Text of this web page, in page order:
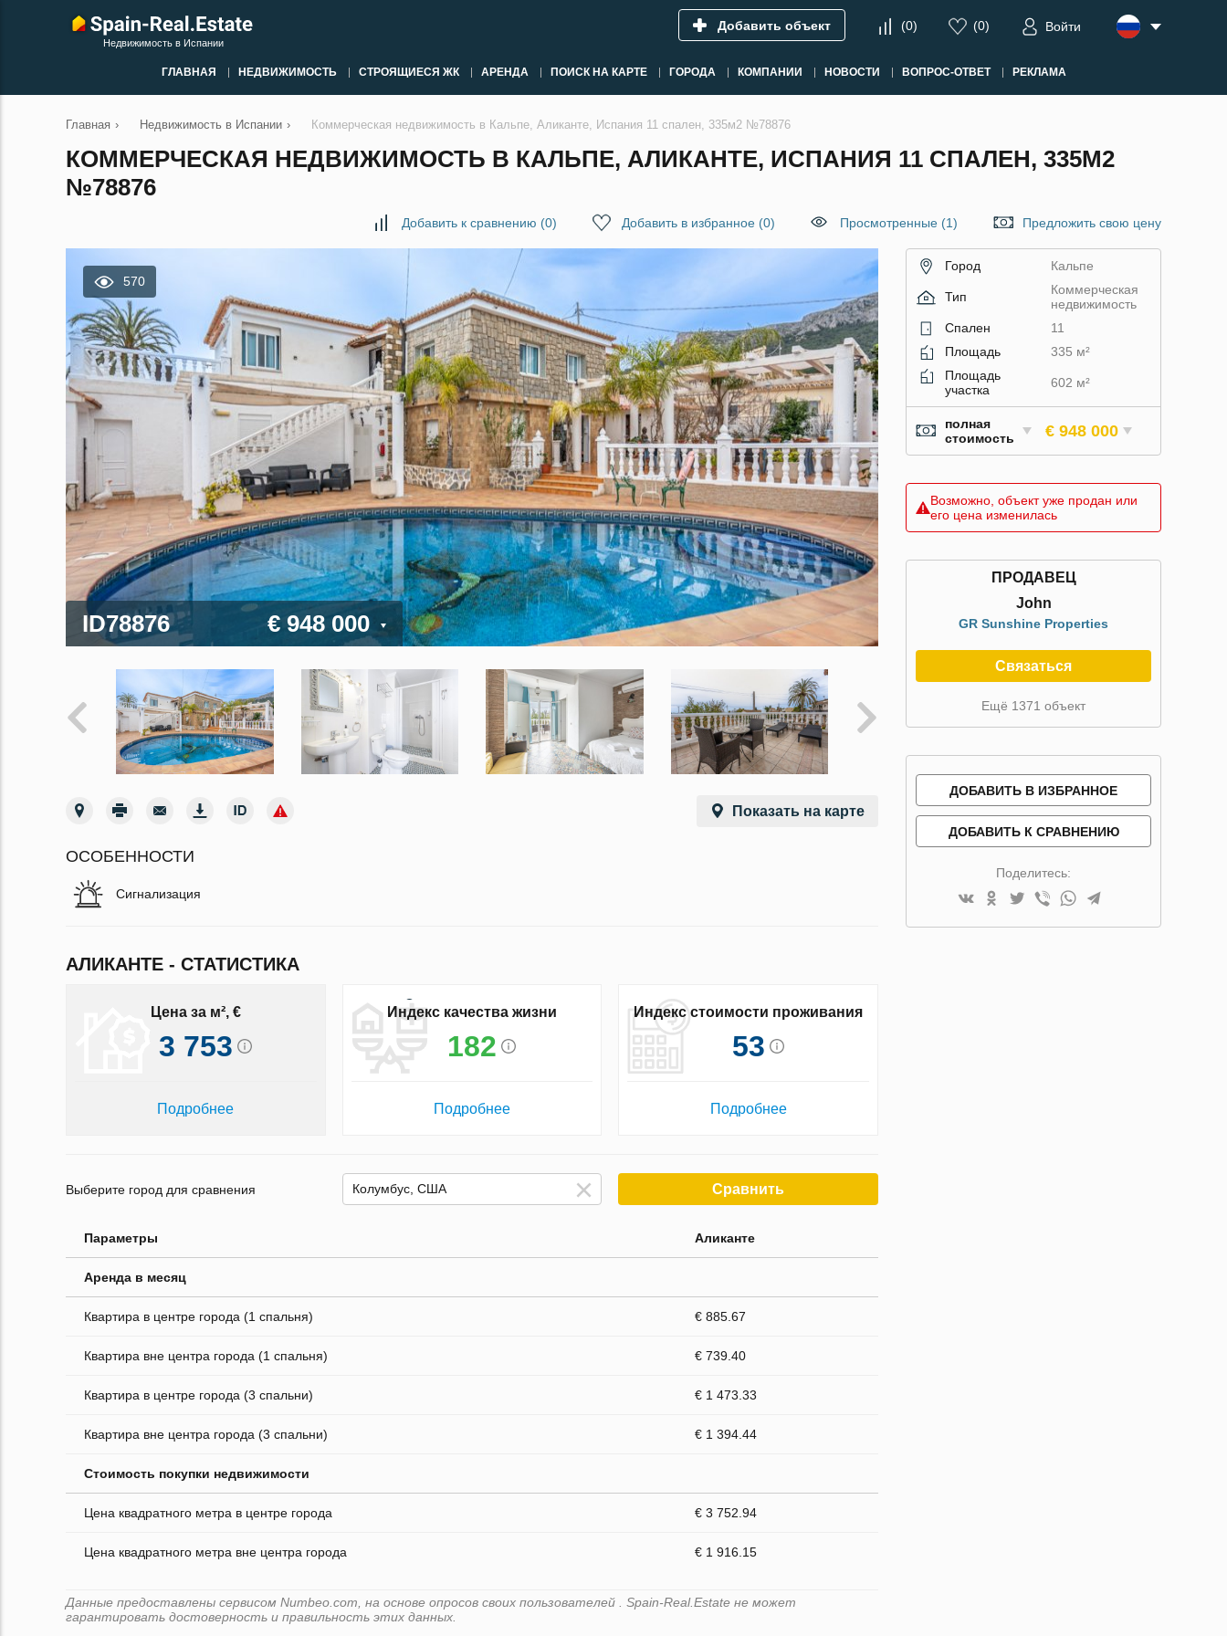
Недвижимость в Испании
Добавить объект (0) (0) Войти
ГЛАВНАЯ НЕДВИЖИМОСТЬ СТРОЯЩИЕСЯ ЖК АРЕНДА ПОИСК НА КАРТЕ ГОРОДА КОМПАНИИ НОВОСТИ ВОПРОС-ОТВЕТ РЕКЛАМА
Главная › Недвижимость в Испании › Коммерческая недвижимость в Кальпе, Аликанте, Испания 11 спален, 335м2 №78876
КОММЕРЧЕСКАЯ НЕДВИЖИМОСТЬ В КАЛЬПЕ, АЛИКАНТЕ, ИСПАНИЯ 11 СПАЛЕН, 335М2
№78876
Добавить к сравнению (0) Добавить в избранное (0) Просмотренные (1) Предложить свою цену
570
ID78876 € 948 000
Показать на карте
ОСОБЕННОСТИ
Сигнализация
АЛИКАНТЕ - СТАТИСТИКА
Цена за м², €
3 753
Подробнее
Индекс качества жизни
182
Подробнее
Индекс стоимости проживания
53
Подробнее
Выберите город для сравнения Сравнить
Параметры Аликанте
Аренда в месяц
Квартира в центре города (1 спальня) € 885.67
Квартира вне центра города (1 спальня) € 739.40
Квартира в центре города (3 спальни) € 1 473.33
Квартира вне центра города (3 спальни) € 1 394.44
Стоимость покупки недвижимости
Цена квадратного метра в центре города € 3 752.94
Цена квадратного метра вне центра города € 1 916.15
Данные предоставлены сервисом Numbeo.com, на основе опросов своих пользователей . Spain-Real.Estate не может
гарантировать достоверность и правильность этих данных.
Город Кальпе
Тип
Коммерческая
недвижимость
Спален
11
Площадь
335 м²
Площадь
участка
602 м²
полная
стоимость
€ 948 000
Возможно, объект уже продан или
его цена изменилась
ПРОДАВЕЦ
John
GR Sunshine Properties
Связаться
Ещё 1371 объект
ДОБАВИТЬ В ИЗБРАННОЕ
ДОБАВИТЬ К СРАВНЕНИЮ
Поделитесь: